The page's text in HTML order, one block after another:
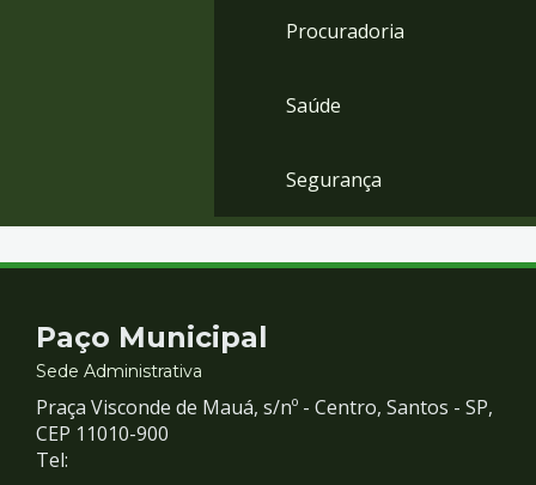
Procuradoria
Saúde
Segurança
Contato
e
Redes
Paço Municipal
Sede Administrativa
Praça Visconde de Mauá, s/nº - Centro, Santos - SP,
CEP 11010-900
Tel: